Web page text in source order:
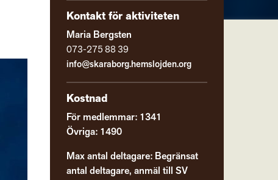
Kontakt för aktiviteten
Maria Bergsten
073-275 88 39
info@skaraborg.hemslojden.org
Kostnad
För medlemmar: 1341
Övriga: 1490
Max antal deltagare: Begränsat
antal deltagare, anmäl till SV